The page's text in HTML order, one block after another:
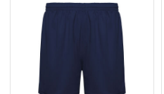
Alle categorieën